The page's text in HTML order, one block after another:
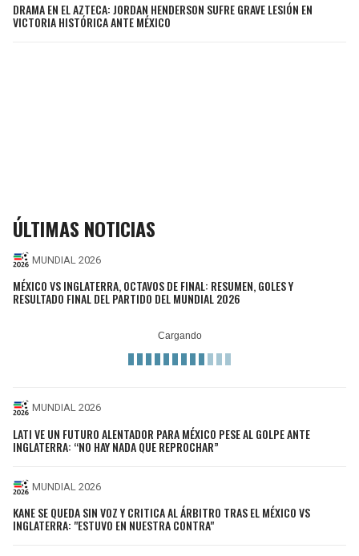
DRAMA EN EL AZTECA: JORDAN HENDERSON SUFRE GRAVE LESIÓN EN
VICTORIA HISTÓRICA ANTE MÉXICO
ÚLTIMAS NOTICIAS
MUNDIAL 2026
MÉXICO VS INGLATERRA, OCTAVOS DE FINAL: RESUMEN, GOLES Y
RESULTADO FINAL DEL PARTIDO DEL MUNDIAL 2026
MUNDIAL 2026
LATI VE UN FUTURO ALENTADOR PARA MÉXICO PESE AL GOLPE ANTE
INGLATERRA: “NO HAY NADA QUE REPROCHAR”
MUNDIAL 2026
KANE SE QUEDA SIN VOZ Y CRITICA AL ÁRBITRO TRAS EL MÉXICO VS
INGLATERRA: "ESTUVO EN NUESTRA CONTRA"